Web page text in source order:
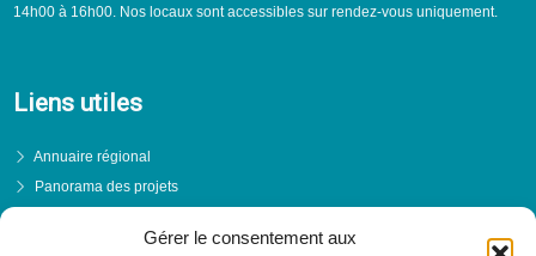
Gérer le consentement aux
14h00 à 16h00. Nos locaux sont accessibles sur rendez-vous uniquement.
Liens utiles
Annuaire régional
Panorama des projets